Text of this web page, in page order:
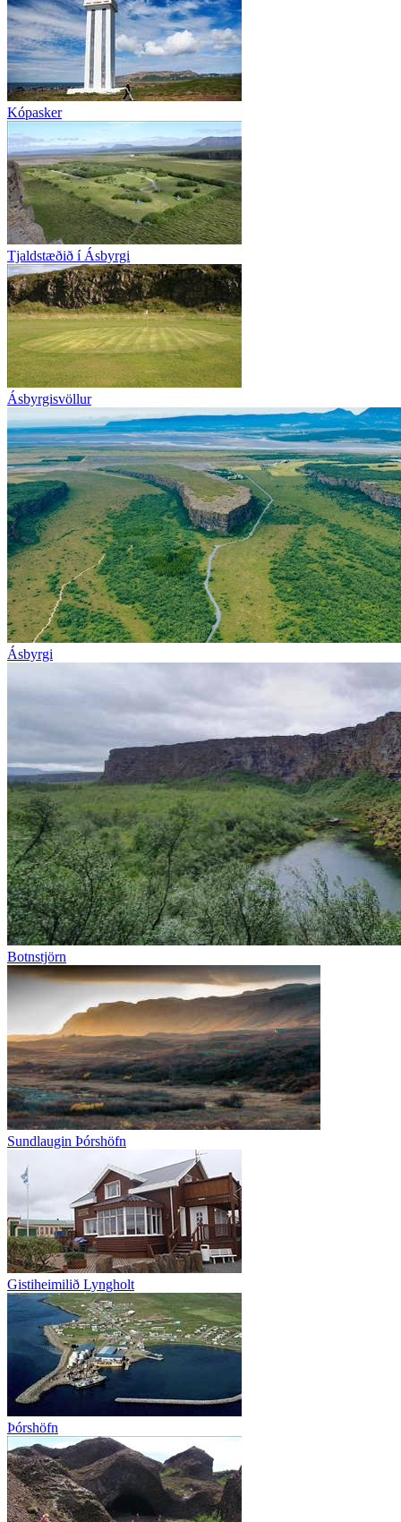
Kópasker
Tjaldstæðið í Ásbyrgi
Ásbyrgisvöllur
Ásbyrgi
Botnstjörn
Sundlaugin Þórshöfn
Gistiheimilið Lyngholt
Þórshöfn